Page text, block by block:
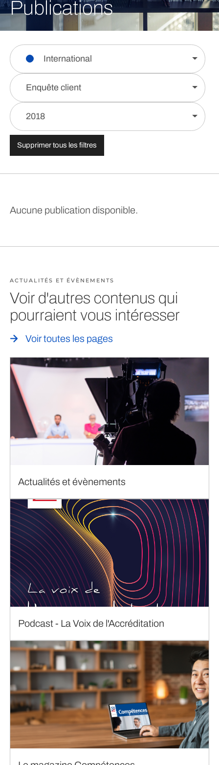
Publications
International
Enquête client
2018
Supprimer tous les filtres
Aucune publication disponible.
ACTUALITÉS ET ÉVÈNEMENTS
Voir d'autres contenus qui
pourraient vous intéresser
Voir toutes les pages
Actualités et évènements
Podcast - La Voix de l'Accréditation